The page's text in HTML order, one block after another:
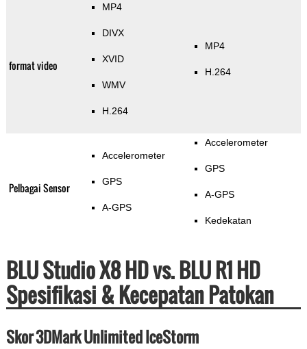
format video
MP4
DIVX
XVID
WMV
H.264
MP4
H.264
Pelbagai Sensor
Accelerometer
GPS
A-GPS
Accelerometer
GPS
A-GPS
Kedekatan
BLU Studio X8 HD vs. BLU R1 HD
Spesifikasi & Kecepatan Patokan
Skor 3DMark Unlimited IceStorm